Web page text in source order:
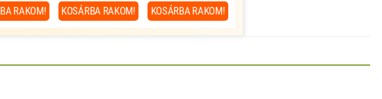
RAKOM! KOSÁRBA RAKOM! KOSÁRBA RAKOM!